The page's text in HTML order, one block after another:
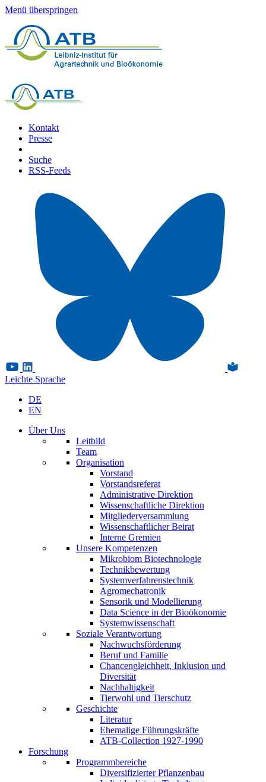
Menü überspringen
Kontakt
Presse
Suche
RSS-Feeds
Leichte Sprache
DE
EN
Über Uns
Leitbild
Team
Organisation
Vorstand
Vorstandsreferat
Administrative Direktion
Wissenschaftliche Direktion
Mitgliederversammlung
Wissenschaftlicher Beirat
Interne Gremien
Unsere Kompetenzen
Mikrobiom Biotechnologie
Technikbewertung
Systemverfahrenstechnik
Agromechatronik
Sensorik und Modellierung
Data Science in der Bioökonomie
Systemwissenschaft
Soziale Verantwortung
Nachwuchsförderung
Beruf und Familie
Chancengleichheit, Inklusion und
Diversität
Nachhaltigkeit
Tierwohl und Tierschutz
Geschichte
Literatur
Ehemalige Führungskräfte
ATB-Collection 1927-1990
Forschung
Programmbereiche
Diversifizierter Pflanzenbau